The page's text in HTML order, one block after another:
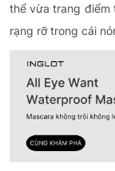
thể vừa trang
rạng rỡ trong cái